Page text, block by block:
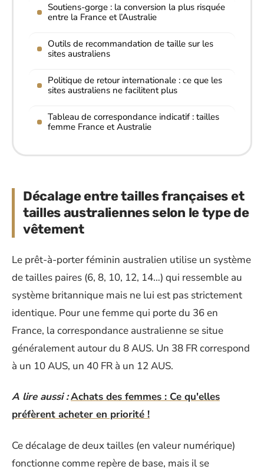
Soutiens-gorge : la conversion la plus risquée
entre la France et l’Australie
Outils de recommandation de taille sur les
sites australiens
Politique de retour internationale : ce que les
sites australiens ne facilitent plus
Tableau de correspondance indicatif : tailles
femme France et Australie
Décalage entre tailles françaises et
tailles australiennes selon le type de
vêtement
Le prêt-à-porter féminin australien utilise un système
de tailles paires (6, 8, 10, 12, 14…) qui ressemble au
système britannique mais ne lui est pas strictement
identique. Pour une femme qui porte du 36 en
France, la correspondance australienne se situe
généralement autour du 8 AUS. Un 38 FR correspond
à un 10 AUS, un 40 FR à un 12 AUS.
A lire aussi :Achats des femmes : Ce qu'elles
préfèrent acheter en priorité !
Ce décalage de deux tailles (en valeur numérique)
fonctionne comme repère de base, mais il se